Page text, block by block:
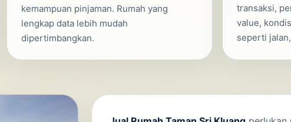
kemampuan pinjaman. Rumah yang
lengkap data lebih mudah
dipertimbangkan.
transaksi,
value,
seperti